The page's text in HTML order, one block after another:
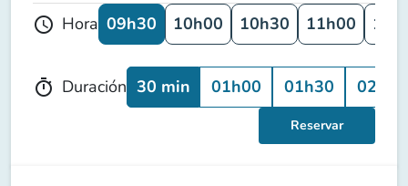
schedule Hora 09h30 10h00 10h30 11h00
timer Duración 30 min 01h00 01h30 02h00
Reservar